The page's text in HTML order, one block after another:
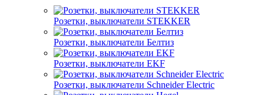
Розетки, выключатели STEKKER
Розетки, выключатели Белтиз
Розетки, выключатели EKF
Розетки, выключатели Schneider Electric